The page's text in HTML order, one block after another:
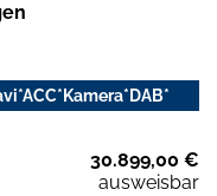
30.899,00 €
ausweisbar